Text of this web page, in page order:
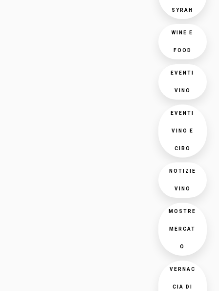
SYRAH
WINE E
FOOD
EVENTI
VINO
EVENTI
VINO E
CIBO
NOTIZIE
VINO
MOSTRE
MERCAT
O
VERNAC
CIA DI